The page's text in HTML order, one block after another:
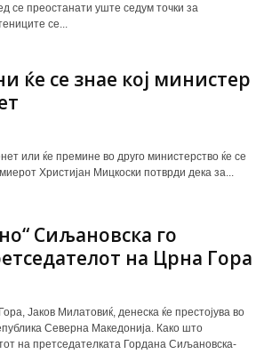
се преостанати уште седум точки за
се...
ќе се знае кој министер
или ќе премине во друго министерство ќе се
Христијан Мицкоски потврди дека за...
Сиљановска го
на Црна Гора
Јаков Милатовиќ, денеска ќе престојува во
Северна Македонија. Како што
на претседателката Гордана Сиљановска-